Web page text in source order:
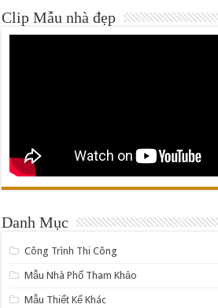
Clip Mẫu nhà đẹp
Danh Mục
Công Trình Thi Công
Mẫu Nhà Phố Tham Khảo
Mẫu Thiết Kế Khác